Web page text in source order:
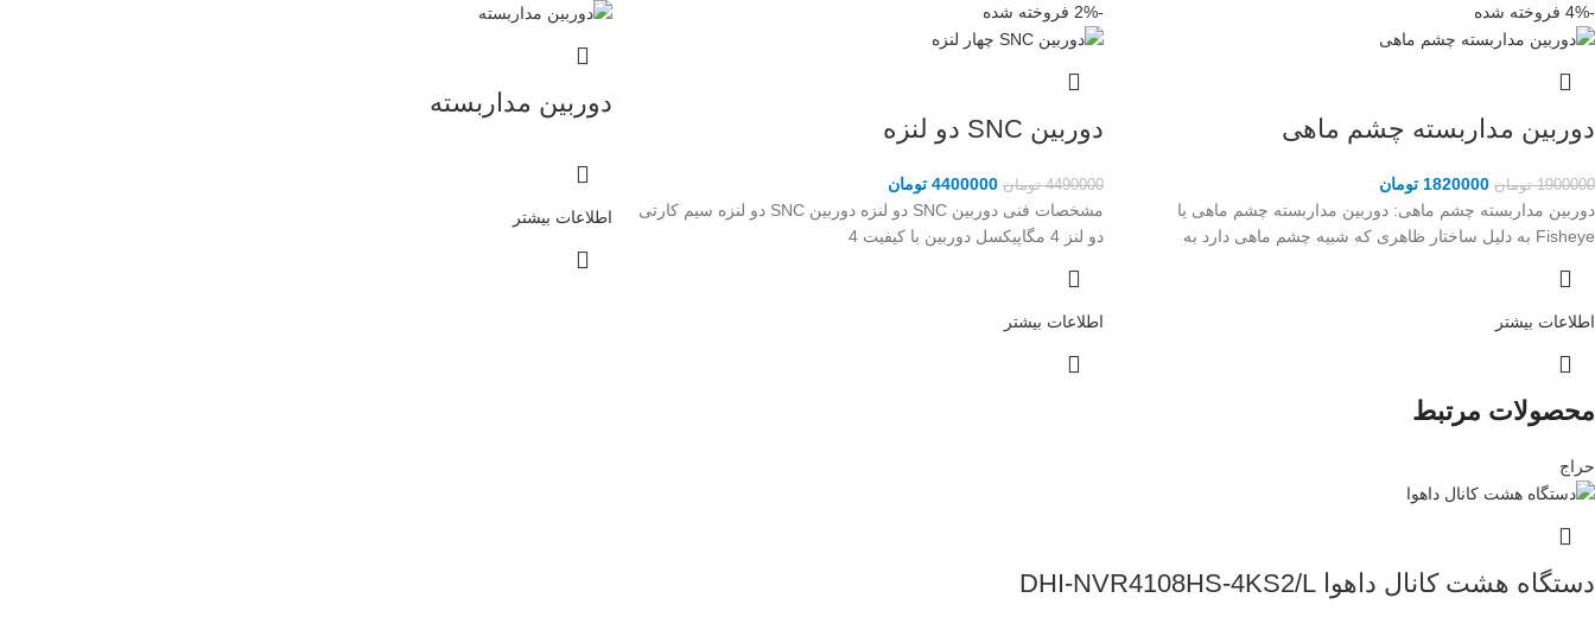
-4% فروخته شده
دوربین مداربسته چشم ماهی
1900000 تومان 1820000 تومان
دوربین مداربسته چشم ماهی: دوربین مداربسته چشم ماهی یا
Fisheye به دلیل ساختار ظاهری که شبیه چشم ماهی دارد به
اطلاعات بیشتر
-2% فروخته شده
دوربین SNC دو لنزه
4490000 تومان 4400000 تومان
مشخصات فنی دوربین SNC دو لنزه دوربین SNC دو لنزه سیم کارتی
دو لنز 4 مگاپیکسل دوربین با کیفیت 4
اطلاعات بیشتر
دوربین مداربسته
اطلاعات بیشتر
محصولات مرتبط
حراج
دستگاه هشت کانال داهوا DHI-NVR4108HS-4KS2/L